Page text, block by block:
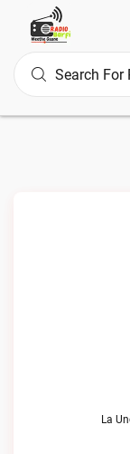
La